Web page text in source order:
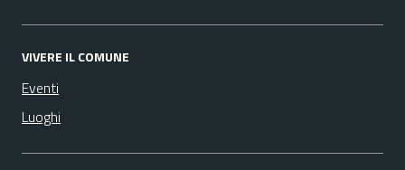
VIVERE IL COMUNE
Eventi
Luoghi